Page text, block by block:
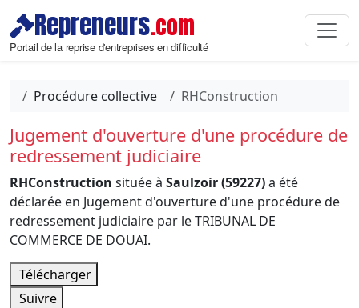
Repreneurs.com
Portail de la reprise d'entreprises en difficulté
Procédure collective RHConstruction
Jugement d'ouverture d'une procédure de
redressement judiciaire
RHConstruction située à Saulzoir (59227)a été
déclarée en Jugement d'ouverture d'une procédure de
redressement judiciaire par le TRIBUNAL DE
COMMERCE DE DOUAI.
Télécharger
Suivre